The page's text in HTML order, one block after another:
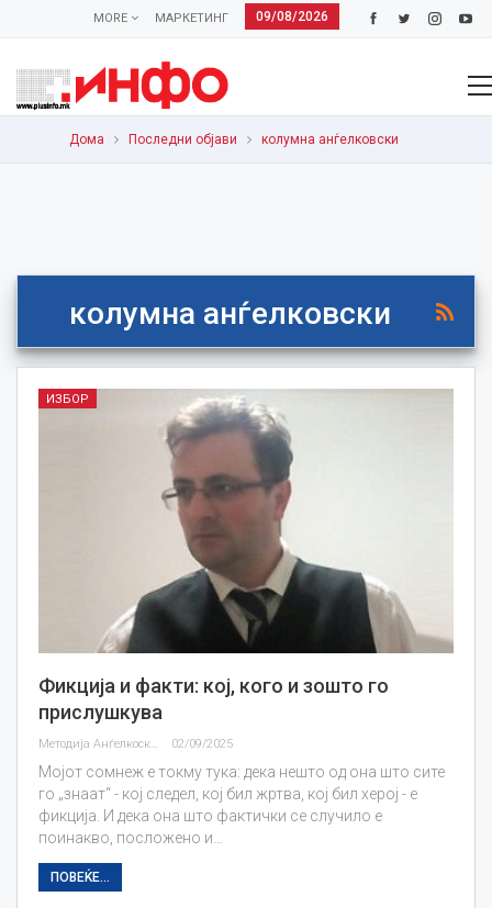
09/08/2026
МАРКЕТИНГ
MORE
Дома Последни објави колумна анѓелковски
колумна анѓелковски
ИЗБОР
Фикција и факти: кој, кого и зошто го
прислушкува
Методија Анѓелкоски 02/09/2025
Мојот сомнеж е токму тука: дека нешто од она што сите
го „знаат“ - кој следел, кој бил жртва, кој бил херој - е
фикција. И дека она што фактички се случило е
поинакво, посложено и…
ПОВЕЌЕ...